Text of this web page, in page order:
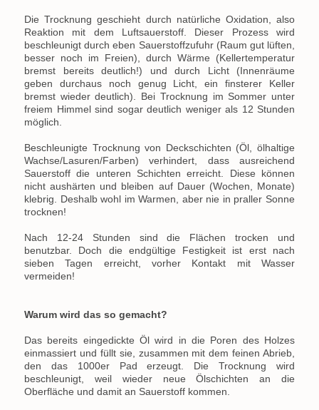
Die Trocknung geschieht durch natürliche Oxidation, also
Reaktion mit dem Luftsauerstoff. Dieser Prozess wird
beschleunigt durch eben Sauerstoffzufuhr (Raum gut lüften,
besser noch im Freien), durch Wärme (Kellertemperatur
bremst bereits deutlich!) und durch Licht (Innenräume
geben durchaus noch genug Licht, ein finsterer Keller
bremst wieder deutlich). Bei Trocknung im Sommer unter
freiem Himmel sind sogar deutlich weniger als 12 Stunden
möglich.
Beschleunigte Trocknung von Deckschichten (Öl, ölhaltige
Wachse/Lasuren/Farben) verhindert, dass ausreichend
Sauerstoff die unteren Schichten erreicht. Diese können
nicht aushärten und bleiben auf Dauer (Wochen, Monate)
klebrig. Deshalb wohl im Warmen, aber nie in praller Sonne
trocknen!
Nach 12-24 Stunden sind die Flächen trocken und
benutzbar. Doch die endgültige Festigkeit ist erst nach
sieben Tagen erreicht, vorher Kontakt mit Wasser
vermeiden!
Warum wird das so gemacht?
Das bereits eingedickte Öl wird in die Poren des Holzes
einmassiert und füllt sie, zusammen mit dem feinen Abrieb,
den das 1000er Pad erzeugt. Die Trocknung wird
beschleunigt, weil wieder neue Ölschichten an die
Oberfläche und damit an Sauerstoff kommen.